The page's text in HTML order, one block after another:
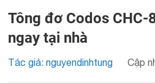
Tông đơ Codos
ngay tại nhà
Tác giả: nguyendinhtung Cập